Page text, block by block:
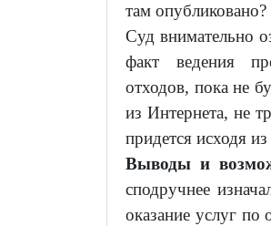
там опубликовано?
Суд внимательно
факт ведения
отходов, пока не
из Интернета, не
придется исходя
Выводы и
сподручнее
оказание услуг